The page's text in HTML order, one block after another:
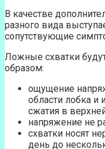
В качестве
разного вида
сопутствующие
Ложные схватки
образом:
ощущение
области лобка и
сжатия в
напряжение не
схватки носят
день до